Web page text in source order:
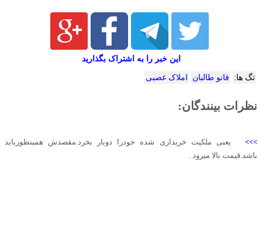
این خبر را به اشتراک بگذارید
تگ ها: قانو طالبان املاک غصبی
نظرات بینندگان:
>>> یعنی ملکیت خریداری شده خودرا دوبار بخرد.مقصدش همینطورباید
باشد.قیمت بالا میرود .